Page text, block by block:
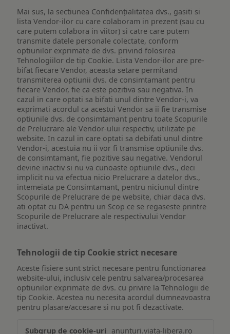
Mai sus, la sectiunea Confidențialitatea dvs., gasiti si
lista Vendor-ilor cu care colaboram in prezent (sau cu
care putem colabora in viitor) si catre care putem
transmite datele personale colectate, conform
optiunilor exprimate de dvs. privind folosirea
Tehnologiilor de tip Cookie. Lista Vendor-ilor are pre-
bifat fiecare Vendor, aceasta setare permitand
transmiterea optiunii dvs. de consimtamant pentru
fiecare Vendor, fie ca este pozitiva sau negativa. In
cazul in care optati sa bifati unul dintre Vendor-i, va
exprimati acordul ca acestui Vendor sa ii fie transmise
optiunile dvs. de consimtamant pentru toate Scopurile
de Prelucrare ale Vendor-ului respectiv, utilizate pe
website. In cazul in care optati sa debifati unul dintre
Vendor-i, acestuia nu ii vor fi transmise optiunile dvs.
de consimtamant, fie pozitive sau negative. Vendorul
devine inactiv si nu va cunoaste optiunile dvs., deci
implicit nu va efectua nicio Prelucrare a datelor dvs.,
intemeiata pe Consimtamant, pentru niciunul dintre
Scopurile de Prelucrare de pe website, chiar daca dvs.
ati optat cu DA pentru un Scop ce se regaseste printre
Scopurile de Prelucrare ale respectivului Vendor
inactivat.
Tehnologii de tip Cookie strict necesare
Aceste fisiere sunt strict necesare pentru functionarea
website-ului, inclusiv cele pentru salvarea/procesarea
optiunilor exprimate de dvs. cu privire la Tehnologii de
tip Cookie. Acestea nu necesita acordul dumneavoastra
pentru plasare/accesare si nu pot fi dezactivate.
anunturi.viata-libera.ro